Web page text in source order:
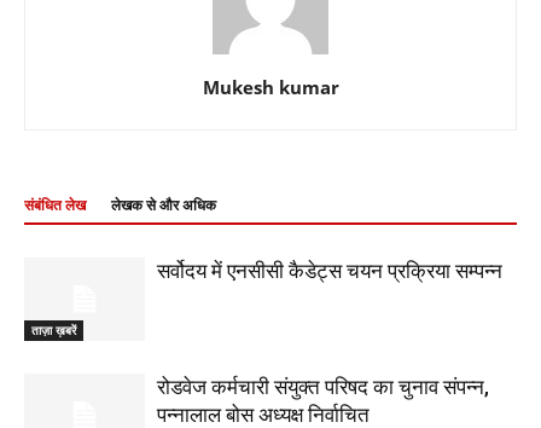
Mukesh kumar
संबंधित लेख लेखक से और अधिक
ताज़ा ख़बरें
सर्वोदय में एनसीसी कैडेट्स चयन प्रक्रिया सम्पन्न
रोडवेज कर्मचारी संयुक्त परिषद का चुनाव संपन्न,
पन्नालाल बोस अध्यक्ष निर्वाचित